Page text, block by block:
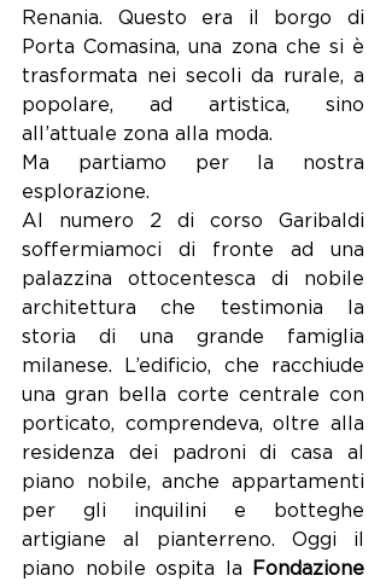
Renania. Questo era il borgo di
Porta Comasina, una zona che si è
trasformata nei secoli da rurale, a
popolare, ad artistica, sino
all’attuale zona alla moda.
Ma partiamo per la nostra
esplorazione.
Al numero 2 di corso Garibaldi
soffermiamoci di fronte ad una
palazzina ottocentesca di nobile
architettura che testimonia la
storia di una grande famiglia
milanese. L’edificio, che racchiude
una gran bella corte centrale con
porticato, comprendeva, oltre alla
residenza dei padroni di casa al
piano nobile, anche appartamenti
per gli inquilini e botteghe
artigiane al pianterreno. Oggi il
piano nobile ospita la
Fondazione